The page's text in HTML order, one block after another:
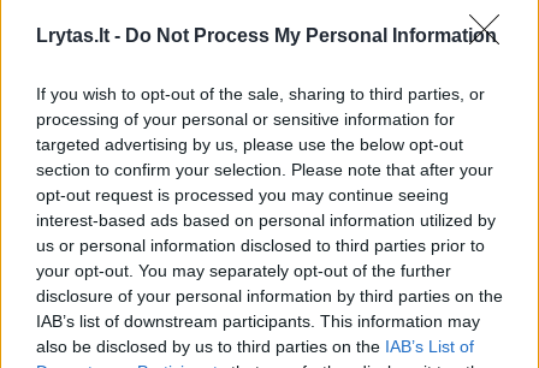
Lrytas.lt - Do Not Process My Personal Information
If you wish to opt-out of the sale, sharing to third parties, or
processing of your personal or sensitive information for
targeted advertising by us, please use the below opt-out
section to confirm your selection. Please note that after your
opt-out request is processed you may continue seeing
interest-based ads based on personal information utilized by
us or personal information disclosed to third parties prior to
your opt-out. You may separately opt-out of the further
disclosure of your personal information by third parties on the
IAB’s list of downstream participants. This information may
also be disclosed by us to third parties on the IAB’s List of
Žiūrimiausi įrašai
00:00:30
Vaizdai iš tragiškos avarijos Vilniaus r.: dviejų moterų ir
vaiko gyvybių išgelbėti nepavyko
Žinios Lietuvos diena